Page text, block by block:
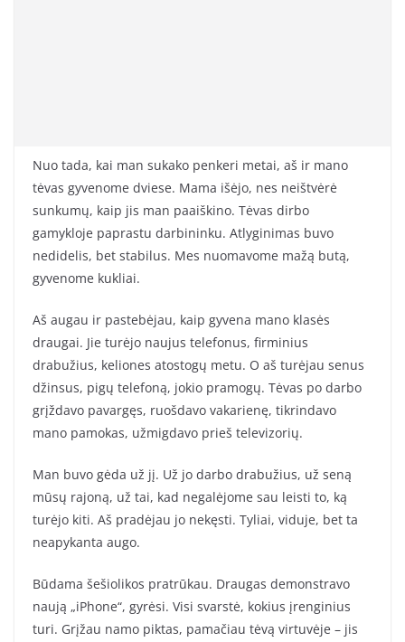
Nuo tada, kai man sukako penkeri metai, aš ir mano
tėvas gyvenome dviese. Mama išėjo, nes neištvėrė
sunkumų, kaip jis man paaiškino. Tėvas dirbo
gamykloje paprastu darbininku. Atlyginimas buvo
nedidelis, bet stabilus. Mes nuomavome mažą butą,
gyvenome kukliai.
Aš augau ir pastebėjau, kaip gyvena mano klasės
draugai. Jie turėjo naujus telefonus, firminius
drabužius, keliones atostogų metu. O aš turėjau senus
džinsus, pigų telefoną, jokio pramogų. Tėvas po darbo
grįždavo pavargęs, ruošdavo vakarienę, tikrindavo
mano pamokas, užmigdavo prieš televizorių.
Man buvo gėda už jį. Už jo darbo drabužius, už seną
mūsų rajoną, už tai, kad negalėjome sau leisti to, ką
turėjo kiti. Aš pradėjau jo nekęsti. Tyliai, viduje, bet ta
neapykanta augo.
Būdama šešiolikos pratrūkau. Draugas demonstravo
naują „iPhone“, gyrėsi. Visi svarstė, kokius įrenginius
turi. Grįžau namo piktas, pamačiau tėvą virtuvėje – jis